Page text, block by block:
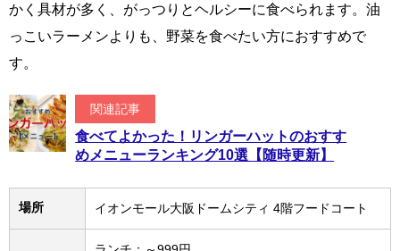
かく具材が多く、がっつりとヘルシーに食べられます。油
っこいラーメンよりも、野菜を食べたい方におすすめで
す。
関連記事
食べてよかった！リンガーハットのおすす
めメニューランキング10選【随時更新】
場所 イオンモール大阪ドームシティ 4階フードコート